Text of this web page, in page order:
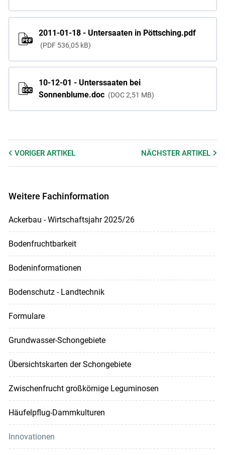
2011-01-18 - Untersaaten in Pöttsching.pdf
PDF 536,05 kB
10-12-01 - Unterssaaten bei
Sonnenblume.doc
DOC 2,51 MB
VORIGER ARTIKEL NÄCHSTERARTIKEL
Weitere Fachinformation
Ackerbau - Wirtschaftsjahr 2025/26
Bodenfruchtbarkeit
Bodeninformationen
Bodenschutz - Landtechnik
Formulare
Grundwasser-Schongebiete
Übersichtskarten der Schongebiete
Zwischenfrucht großkörnige Leguminosen
Häufelpflug-Dammkulturen
Innovationen